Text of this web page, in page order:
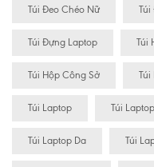
Túi Đeo Chéo Nữ Túi
Túi Đựng Laptop Túi
Túi Hộp Công Sở Túi
Túi Laptop Túi
Túi Laptop Da Túi